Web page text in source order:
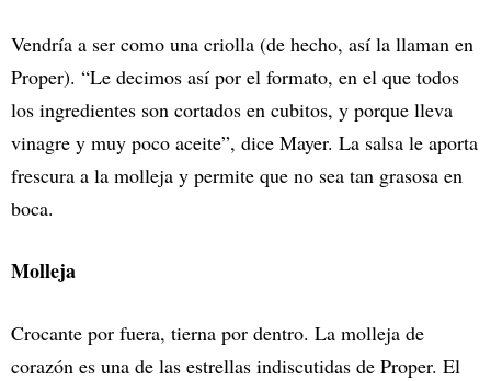
Vendría a ser como una criolla (de hecho, así la llaman en
Proper). “Le decimos así por el formato, en el que todos
los ingredientes son cortados en cubitos, y porque lleva
vinagre y muy poco aceite”, dice Mayer. La salsa le aporta
frescura a la molleja y permite que no sea tan grasosa en
boca.
Molleja
Crocante por fuera, tierna por dentro. La molleja de
corazón es una de las estrellas indiscutidas de Proper. El